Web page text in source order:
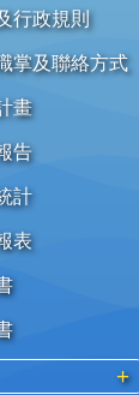
行政規則
掌及聯絡方式
畫
告
計
表